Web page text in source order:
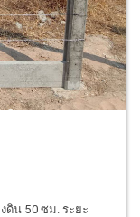
ดิน 50 ซม. ระยะ